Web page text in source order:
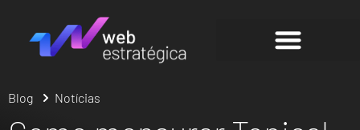
Blog Notícias